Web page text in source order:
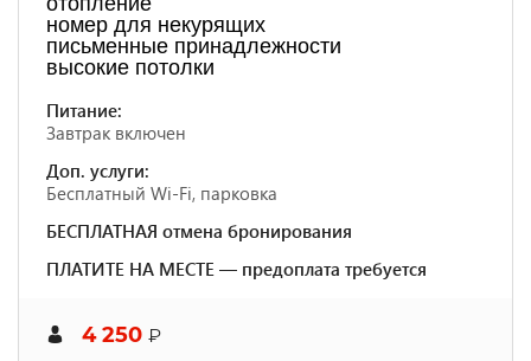
номер для некурящих
письменные принадлежности
высокие потолки
Питание:
Завтрак включен
Доп. услуги:
Бесплатный Wi-Fi, парковка
БЕСПЛАТНАЯ отмена бронирования
ПЛАТИТЕ НА МЕСТЕ — предоплата требуется
4 250 ₽